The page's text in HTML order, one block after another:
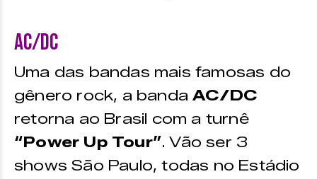
AC/DC
Uma das bandas mais famosas do
gênero rock, a banda AC/DC
retorna ao Brasil com a turnê
“Power Up Tour”. Vão ser 3
shows São Paulo, todas no Estádio